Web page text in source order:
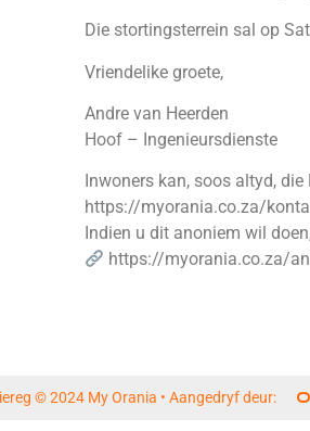
Die stortingsterrein sal op
Vriendelike groete,
Andre van Heerden
Hoof – Ingenieursdienste
Inwoners kan, soos altyd,
https://myorania.co.za/
Indien u dit anoniem wil
https://myorania.co.za/
© 2024 My Orania • Aangedryf deur: